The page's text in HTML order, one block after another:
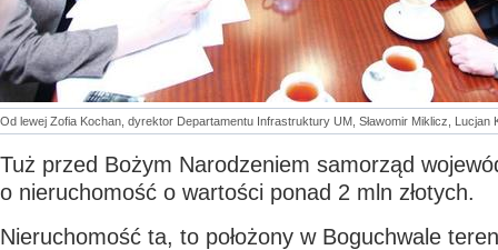
Od lewej Zofia Kochan, dyrektor Departamentu Infrastruktury UM, Sławomir Miklicz, Lucjan
Tuż przed Bożym Narodzeniem samorząd
o nieruchomość o wartości ponad 2 mln złotych.
Nieruchomość ta, to położony w Boguchwale